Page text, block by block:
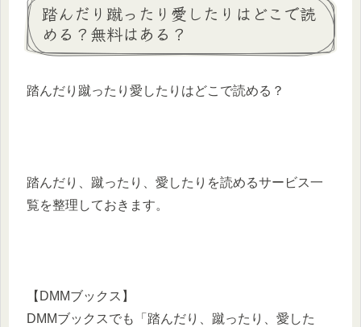
踏んだり蹴ったり愛したりはどこで読
める？無料はある？
踏んだり蹴ったり愛したりはどこで読める？
踏んだり、蹴ったり、愛したりを読めるサービス一
覧を整理しておきます。
【DMMブックス】
DMMブックスでも「踏んだり、蹴ったり、愛した